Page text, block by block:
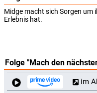
Midge macht sich Sorgen um
Erlebnis hat.
Folge "Mach den
im